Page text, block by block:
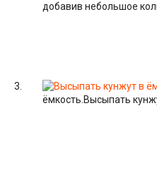
добавив небольшое
ёмкость.Высыпать